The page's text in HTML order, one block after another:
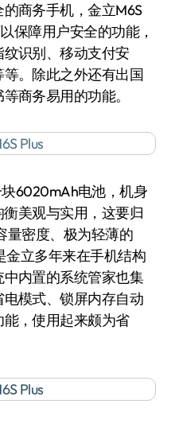
商务手机，金立M6S
保障用户安全的功能，
识别、移动支付安
。除此之外还有出国
商务易用的功能。
6020mAh电池，机身
美观与实用，这要归
量密度、极为轻薄的
金立多年来在手机结构
内置的系统管家也集
模式、锁屏内存自动
，使用起来颇为省